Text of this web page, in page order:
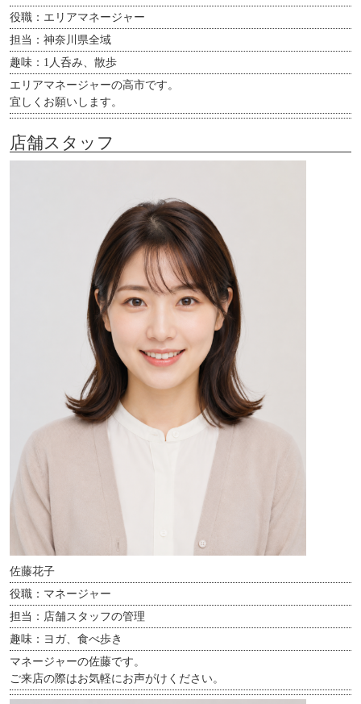
役職：エリアマネージャー
担当：神奈川県全域
趣味：1人呑み、散歩
エリアマネージャーの高市です。
宜しくお願いします。
店舗スタッフ
佐藤花子
役職：マネージャー
担当：店舗スタッフの管理
趣味：ヨガ、食べ歩き
マネージャーの佐藤です。
ご来店の際はお気軽にお声がけください。